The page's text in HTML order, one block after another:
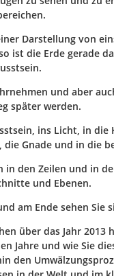
Darstellung von
ist die Erde gerade
und aber
später werden.
ins Licht, in
Gnade und in die
in den Zeilen und in
und Ebenen.
am Ende sehen Sie
über das Jahr
Jahre und wie Sie
den